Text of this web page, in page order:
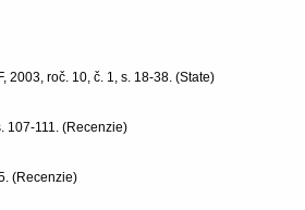
2003, roč. 10, č. 1, s. 18-38. (State)
107-111. (Recenzie)
(Recenzie)